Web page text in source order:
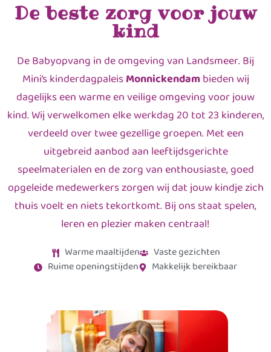
De beste zorg voor jouw
kind
De Babyopvang in de omgeving van Landsmeer. Bij
Mini’s kinderdagpaleisMonnickendam bieden wij
dagelijks een warme en veilige omgeving voor jouw
kind. Wij verwelkomen elke werkdag 20 tot 23 kinderen,
verdeeld over twee gezellige groepen. Met een
uitgebreid aanbod aan leeftijdsgerichte
speelmaterialen en de zorg van enthousiaste, goed
opgeleide medewerkers zorgen wij dat jouw kindje zich
thuis voelt en niets tekortkomt. Bij ons staat spelen,
leren en plezier maken centraal!
Warme maaltijden
Vaste gezichten
Ruime openingstijden
Makkelijk bereikbaar